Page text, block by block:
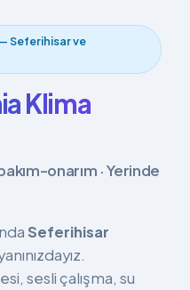
Seferihisar ve
Klima
onarım · Yerinde
Seferihisar
sesli çalışma, su